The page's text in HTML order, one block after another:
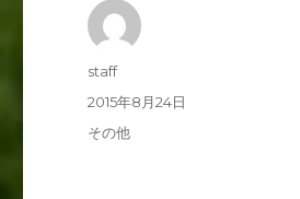
投
staff
投
2015年8月24日
カ
その他